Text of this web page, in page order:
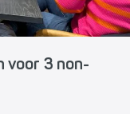
voor 3 non-